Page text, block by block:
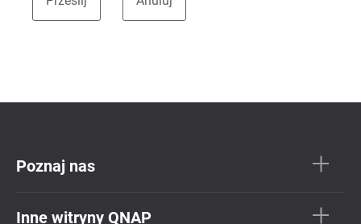
Poznaj nas
Inne witryny QNAP